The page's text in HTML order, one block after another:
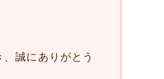
誠にありがとう